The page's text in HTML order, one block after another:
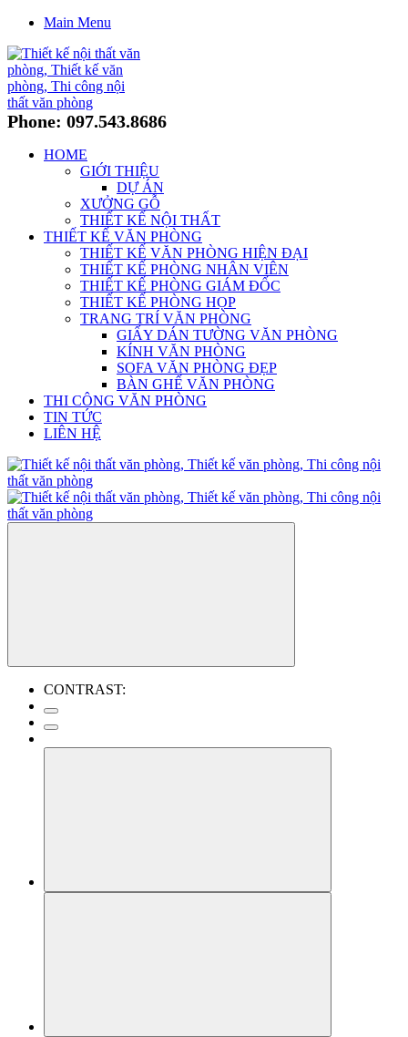
Main Menu
Phone: 097.543.8686
HOME
GIỚI THIỆU
DỰ ÁN
XƯỞNG GỖ
THIẾT KẾ NỘI THẤT
THIẾT KẾ VĂN PHÒNG
THIẾT KẾ VĂN PHÒNG HIỆN ĐẠI
THIẾT KẾ PHÒNG NHÂN VIÊN
THIẾT KẾ PHÒNG GIÁM ĐỐC
THIẾT KẾ PHÒNG HỌP
TRANG TRÍ VĂN PHÒNG
GIẤY DÁN TƯỜNG VĂN PHÒNG
KÍNH VĂN PHÒNG
SOFA VĂN PHÒNG ĐẸP
BÀN GHẾ VĂN PHÒNG
THI CÔNG VĂN PHÒNG
TIN TỨC
LIÊN HỆ
CONTRAST: